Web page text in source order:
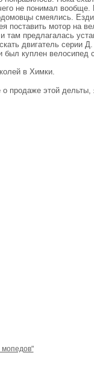
не понимал вообще.
смеялись.
мотор на
предлагалась
двигатель серии
куплен велосипед
в Химки.
продаже этой
мопедов"обязательна.